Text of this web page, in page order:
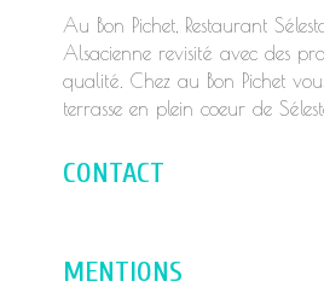
Au Bon Pichet, Restaurant
Alsacienne revisité avec des
qualité. Chez au Bon Pichet
terrasse en plein coeur de
CONTACT
MENTIONS